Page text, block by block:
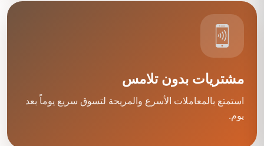
مشتريات بدون تلامس
استمتع بالمعاملات الأسرع والمريحة لتسوق سريع يوماً بعد
يوم.